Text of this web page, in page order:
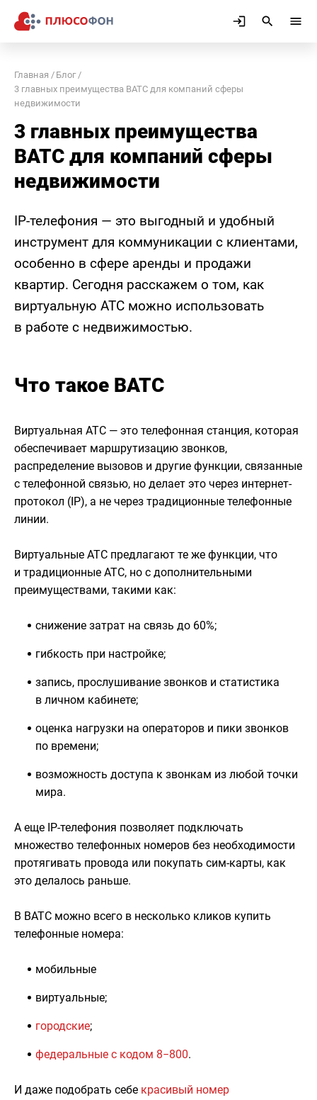
Главная
Блог
3 главных преимущества ВАТС для компаний сферы
недвижимости
3 главных преимущества
ВАТС для компаний сферы
недвижимости
IP-телефония — это выгодный и удобный
инструмент для коммуникации с клиентами,
особенно в сфере аренды и продажи
квартир. Сегодня расскажем о том, как
виртуальную АТС можно использовать
в работе с недвижимостью.
Что такое ВАТС
Виртуальная АТС — это телефонная станция, которая
обеспечивает маршрутизацию звонков,
распределение вызовов и другие функции, связанные
с телефонной связью, но делает это через интернет-
протокол (IP), а не через традиционные телефонные
линии.
Виртуальные АТС предлагают те же функции, что
и традиционные АТС, но с дополнительными
преимуществами, такими как:
снижение затрат на связь до 60%;
гибкость при настройке;
запись, прослушивание звонков и статистика
в личном кабинете;
оценка нагрузки на операторов и пики звонков
по времени;
возможность доступа к звонкам из любой точки
мира.
А еще IP-телефония позволяет подключать
множество телефонных номеров без необходимости
протягивать провода или покупать сим-карты, как
это делалось раньше.
В ВАТС можно всего в несколько кликов купить
телефонные номера:
мобильные
виртуальные;
городские;
федеральные с кодом 8−800.
И даже подобрать себе красивый номер